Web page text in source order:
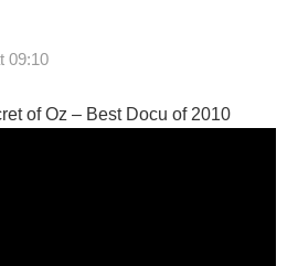
09:10
of Oz – Best Docu of 2010